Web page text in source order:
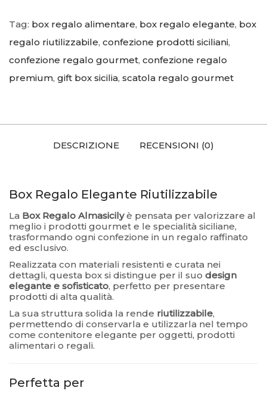
Tag: box regalo alimentare, box regalo elegante, box
regalo riutilizzabile, confezione prodotti siciliani,
confezione regalo gourmet, confezione regalo
premium, gift box sicilia, scatola regalo gourmet
DESCRIZIONE RECENSIONI (0)
Box Regalo Elegante Riutilizzabile
La Box Regalo Almasicilyè pensata per valorizzare al
meglio i prodotti gourmet e le specialità siciliane,
trasformando ogni confezione in un regalo raffinato
ed esclusivo.
Realizzata con materiali resistenti e curata nei
dettagli, questa box si distingue per il suo design
elegante e sofisticato, perfetto per presentare
prodotti di alta qualità.
La sua struttura solida la rende riutilizzabile,
permettendo di conservarla e utilizzarla nel tempo
come contenitore elegante per oggetti, prodotti
alimentari o regali.
Perfetta per